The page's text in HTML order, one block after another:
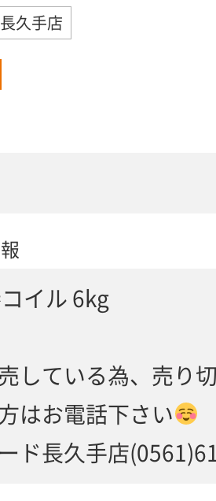
長久手店
イル 6kg
している為、売り
はお電話下さい
ド長久手店